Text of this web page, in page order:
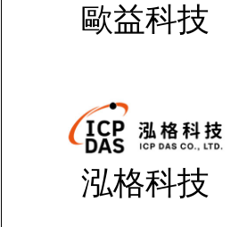
歐益科技
泓格科技